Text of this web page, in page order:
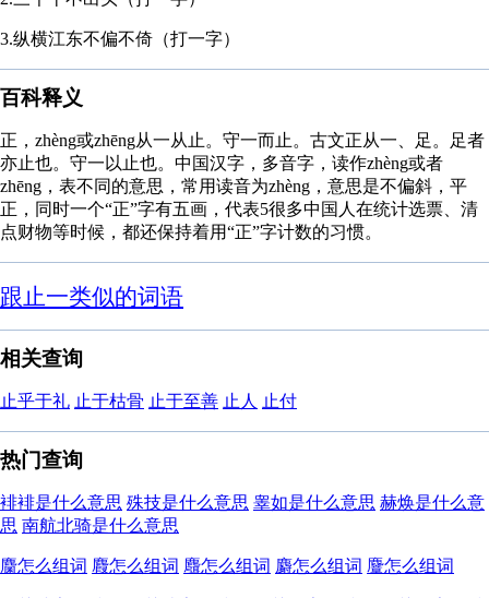
3.纵横江东不偏不倚（打一字）
百科释义
正，zhèng或zhēng从一从止。守一而止。古文正从一、足。足者
亦止也。守一以止也。中国汉字，多音字，读作zhèng或者
zhēng，表不同的意思，常用读音为zhèng，意思是不偏斜，平
正，同时一个“正”字有五画，代表5很多中国人在统计选票、清
点财物等时候，都还保持着用“正”字计数的习惯。
跟止一类似的词语
相关查询
止乎于礼 止于枯骨 止于至善 止人 止付
热门查询
裶裶是什么意思 殊技是什么意思 睾如是什么意思 赫焕是什么意
思 南航北骑是什么意思
麕怎么组词 麚怎么组词 麛怎么组词 麝怎么组词 麞怎么组词